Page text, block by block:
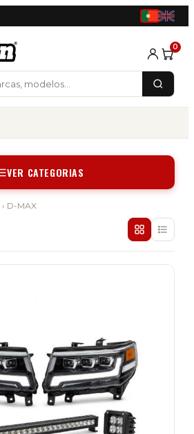
0
VER CATEGORIAS
› D-MAX